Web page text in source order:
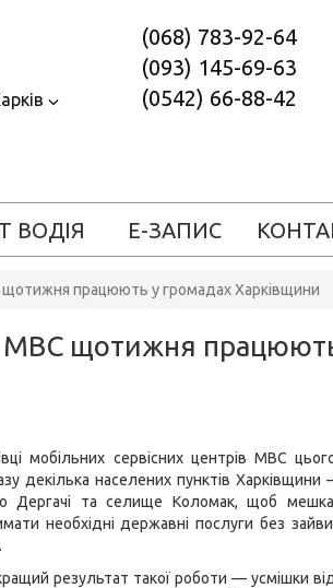
(068) 783-92-64
(093) 145-69-63
(0542) 66-88-42
ВОДІЯ Е-ЗАПИС
щотижня працюють у громадах Харківщини
МВС щотижня
мобільних сервісних центрів МВС
декілька населених пунктів Харківщини
Дергачі та селище Коломак, щоб
необхідні державні послуги без
результат такої роботи — усмішки